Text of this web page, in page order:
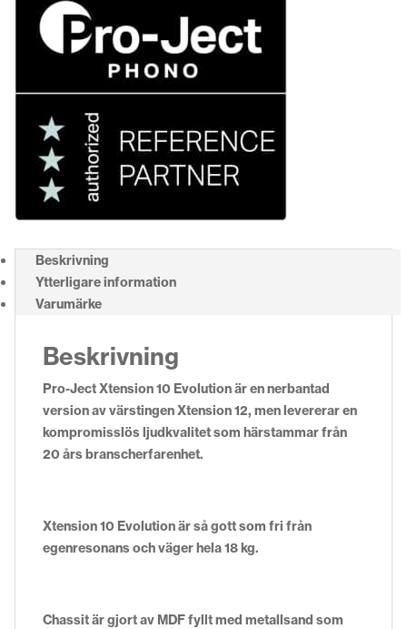
Beskrivning
Ytterligare information
Varumärke
Beskrivning
Pro-Ject Xtension 10 Evolution är en nerbantad
version av värstingen Xtension 12, men levererar en
kompromisslös ljudkvalitet som härstammar från
20 års branscherfarenhet.
Xtension 10 Evolution är så gott som fri från
egenresonans och väger hela 18 kg.
Chassit är gjort av MDF fyllt med metallsand som